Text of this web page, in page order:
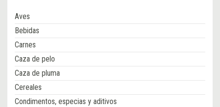
Aves
Bebidas
Carnes
Caza de pelo
Caza de pluma
Cereales
Condimentos, especias y aditivos